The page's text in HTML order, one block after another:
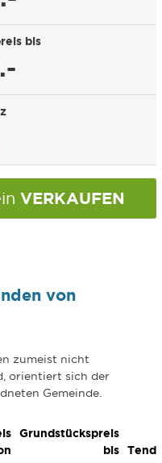
bis
VERKAUFEN
von
zumeist nicht
orientiert sich der
Gemeinde.
Grundstückspreis
bis